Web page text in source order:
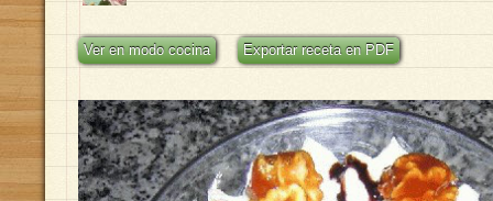
Ver en modo cocina Exportar receta en PDF